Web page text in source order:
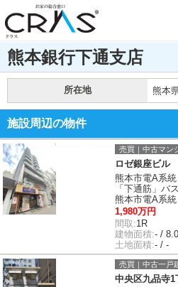
熊本銀行下通支店
所在地 熊本
施設周辺の物件
売買｜中古マン
ロゼ銀座ビル
熊本市電A系
「下通筋」
熊本市電A系
1,980万円
間取:1R
建物面積:- /
土地面積:- / -
売買｜中古一戸
中央区九品寺1